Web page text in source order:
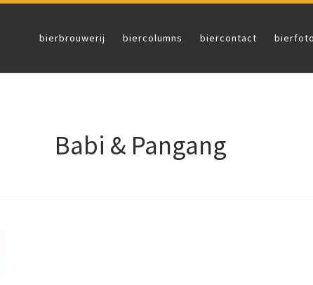
bierbrouwerij biercolumns biercontact
Babi & Pangang